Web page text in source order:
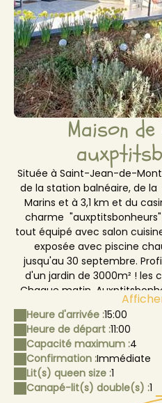
Maison
Située à Saint-Jean-de-
de la station balnéaire, de
Marins et à 3,1 km et du
charme
tout équipé avec salon
exposée avec piscine
jusqu'au 30 septembre.
d'un jardin de 3000m² ! les
Chaque matin,
continental très apprécié
Heure d'arrivée :15:00
Heure de départ :11:00
Capacité maximum :4
Confirmation :Immédiate
Lit(s) queen size :1
Canapé-lit(s) double(s) :1